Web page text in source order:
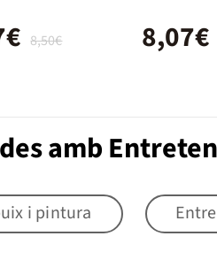
8,50€ 8,07€
amb
i pintura